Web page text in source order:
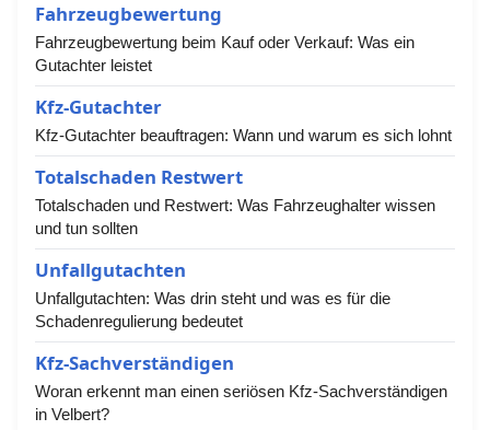
Fahrzeugbewertung
Fahrzeugbewertung beim Kauf oder Verkauf: Was ein
Gutachter leistet
Kfz-Gutachter
Kfz-Gutachter beauftragen: Wann und warum es sich lohnt
Totalschaden Restwert
Totalschaden und Restwert: Was Fahrzeughalter wissen
und tun sollten
Unfallgutachten
Unfallgutachten: Was drin steht und was es für die
Schadenregulierung bedeutet
Kfz-Sachverständigen
Woran erkennt man einen seriösen Kfz-Sachverständigen
in Velbert?